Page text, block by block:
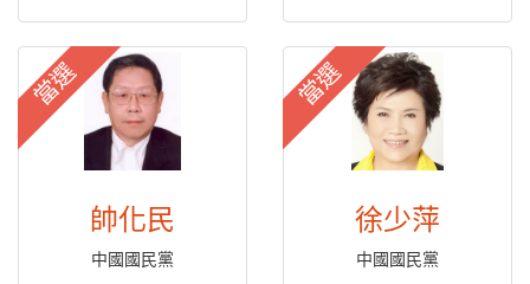
當選
帥化民
中國國民黨
當選
徐少萍
中國國民黨